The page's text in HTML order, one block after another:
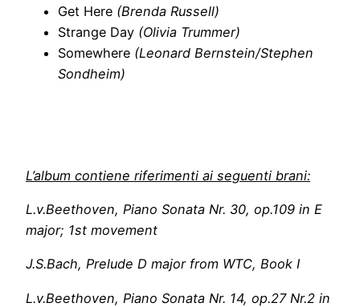
Get Here (Brenda Russell)
Strange Day (Olivia Trummer)
Somewhere (Leonard Bernstein/Stephen
Sondheim)
L’album contiene riferimenti ai seguenti brani:
L.v.Beethoven, Piano Sonata Nr. 30, op.109 in E
major; 1st movement
J.S.Bach, Prelude D major from WTC, Book I
L.v.Beethoven, Piano Sonata Nr. 14, op.27 Nr.2 in